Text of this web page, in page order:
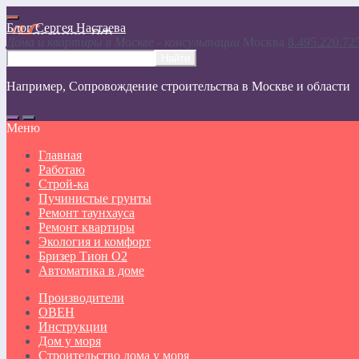
Блог Сергея Настаева
Дома и квартиры в Москве - консультации Москвa
Например, Сопровождение строительства в Москве и области
Меню
Главная
Работаю
Строй-ка
Пучинистые грунты
Ремонт таунхауса
Ремонт квартиры
Экология и комфорт
Бризер Тион О2
Автоматика в доме
Производители
ОВЕН
Инструкции
Дом у моря
Строительство дома у моря